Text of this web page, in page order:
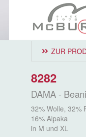
ZUR
8282
DAMA -
32% Wolle, 32%
16% Alpaka
in M und XL